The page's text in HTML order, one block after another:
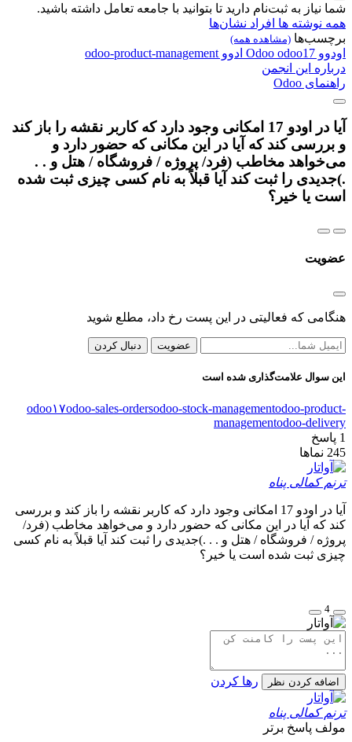
شما نیاز به ثبت‌نام دارید تا بتوانید با جامعه تعامل داشته باشید.
همه نوشته ها افراد نشان‌ها
برچسب‌ها (مشاهده همه)
اودوو Odoo odoo17 ادوو odoo-product-management
درباره این انجمن
راهنمای Odoo
آیا در اودو 17 امکانی وجود دارد که کاربر نقشه را باز کند
و بررسی کند که آیا در این مکانی که حضور دارد و
می‌خواهد مخاطب (فرد/ پروژه / فروشگاه / هتل و . .
.)جدیدی را ثبت کند آیا قبلاً به نام کسی چیزی ثبت شده
است یا خیر؟
عضویت
هنگامی که فعالیتی در این پست رخ داد، مطلع شوید
عضویت دنبال کردن
این سوال علامت‌گذاری شده است
odoo۱۷odoo-sales-ordersodoo-stock-managementodoo-product-
managementodoo-delivery
1 پاسخ
245 نماها
ترنم کمالی پناه
آیا در اودو 17 امکانی وجود دارد که کاربر نقشه را باز کند و بررسی
کند که آیا در این مکانی که حضور دارد و می‌خواهد مخاطب (فرد/
پروژه / فروشگاه / هتل و . . .)جدیدی را ثبت کند آیا قبلاً به نام کسی
چیزی ثبت شده است یا خیر؟
4
اضافه کردن نظر رها کردن
ترنم کمالی پناه
مولف پاسخ برتر